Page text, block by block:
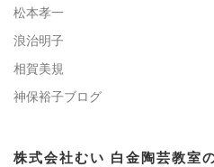
松本孝一
浪治明子
相賀美規
神保裕子ブログ
株式会社むい 白金陶芸教室